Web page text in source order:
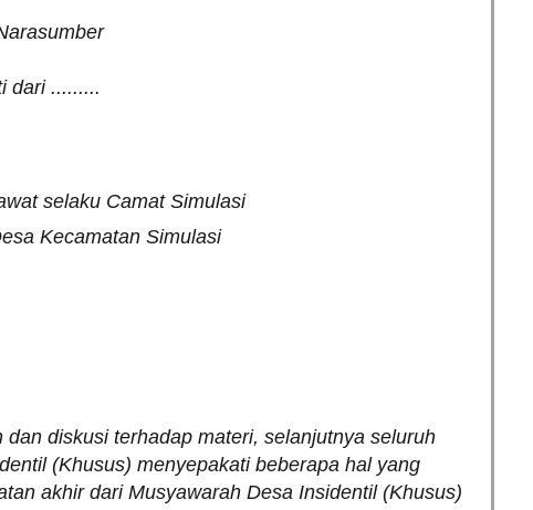
dari .........
selaku Camat Simulasi
Kecamatan Simulasi
diskusi terhadap materi, selanjutnya seluruh
(Khusus) menyepakati beberapa hal yang
akhir dari Musyawarah Desa Insidentil (Khusus)